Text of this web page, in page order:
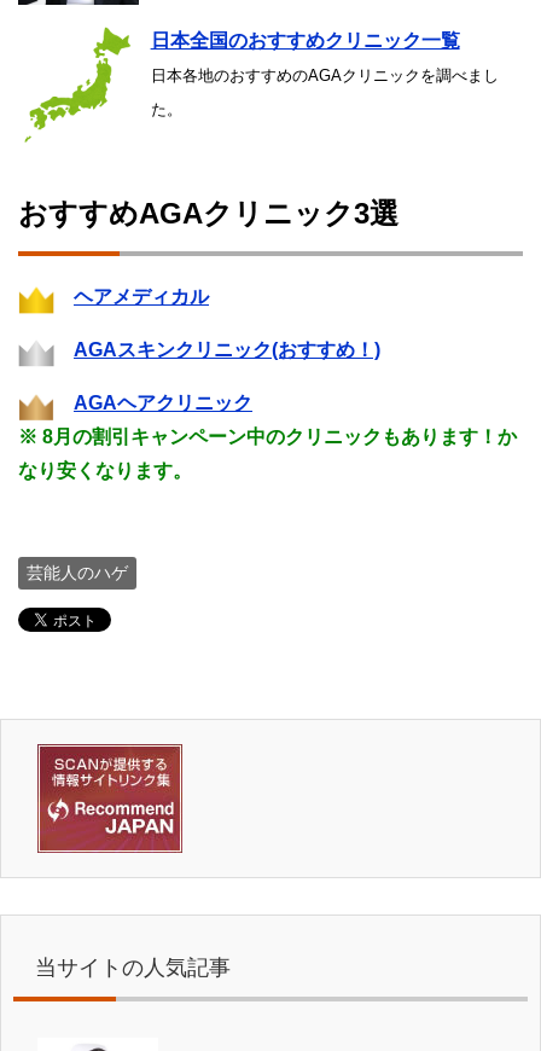
日本全国のおすすめクリニック一覧
日本各地のおすすめのAGAクリニックを調べまし
た。
おすすめAGAクリニック3選
ヘアメディカル
AGAスキンクリニック(おすすめ！)
AGAヘアクリニック
※ 8月の割引キャンペーン中のクリニックもあります！か
なり安くなります。
芸能人のハゲ
当サイトの人気記事